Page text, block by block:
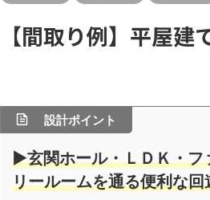
【間取り例】平
設計ポイント
▶玄関ホール・ＬＤＫ・フ
リールームを通る便利な回